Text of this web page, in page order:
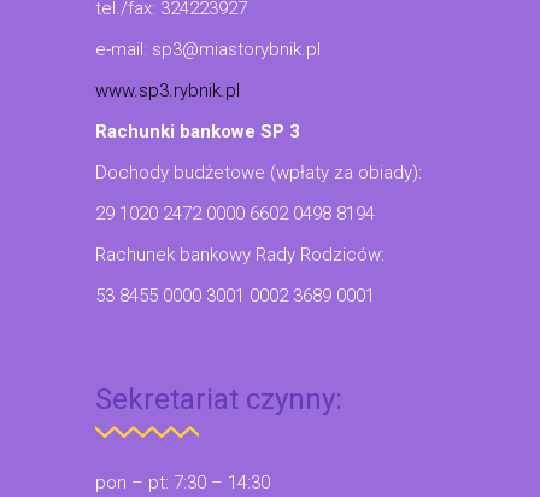
tel./fax: 324223927
e-mail: sp3@miastorybnik.pl
www.sp3.rybnik.pl
Rachunki bankowe SP 3
Dochody budżetowe (wpłaty za obiady):
29 1020 2472 0000 6602 0498 8194
Rachunek bankowy Rady Rodziców:
53 8455 0000 3001 0002 3689 0001
Sekretariat czynny:
pon – pt: 7:30 – 14:30